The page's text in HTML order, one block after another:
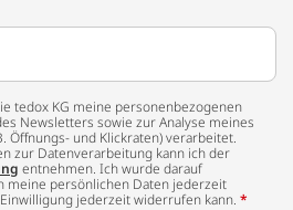
tedox KG meine personenbezogenen
Newsletters sowie zur Analyse meines
Öffnungs- und Klickraten) verarbeitet.
zur Datenverarbeitung kann ich der
entnehmen. Ich wurde darauf
meine persönlichen Daten jederzeit
jederzeit widerrufen kann. *